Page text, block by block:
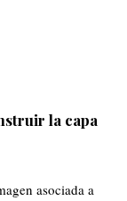
la capa